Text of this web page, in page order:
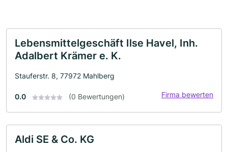
Lebensmittelgeschäft Ilse Havel, Inh.
Adalbert Krämer e. K.
Stauferstr. 8, 77972 Mahlberg
0.0 (0 Bewertungen) Firma bewerten
Aldi SE & Co. KG